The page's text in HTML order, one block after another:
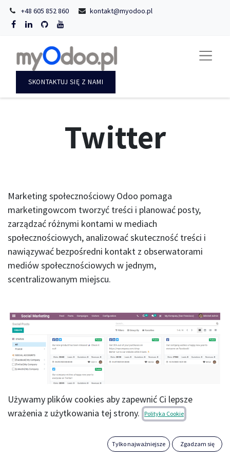
+48 605 852 860 kontakt@myodoo.pl
SKONTAKTUJ SIĘ Z NAMI
Twitter
Marketing społecznościowy Odoo pomaga
marketingowcom tworzyć treści i planować posty,
zarządzać różnymi kontami w mediach
społecznościowych, analizować skuteczność treści i
nawiązywać bezpośredni kontakt z obserwatorami
mediów społecznościowych w jednym,
scentralizowanym miejscu.
Używamy plików cookies aby zapewnić Ci lepsze
wrażenia z użytkowania tej strony.
Polityka Cookie
Tylko najważniejsze Zgadzam się